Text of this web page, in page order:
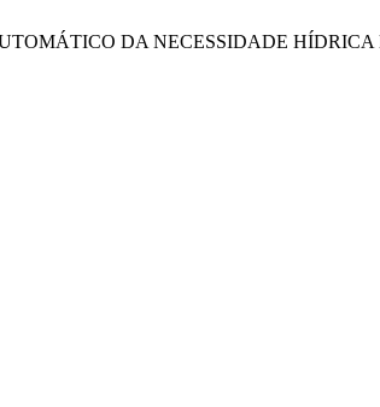
DA NECESSIDADE